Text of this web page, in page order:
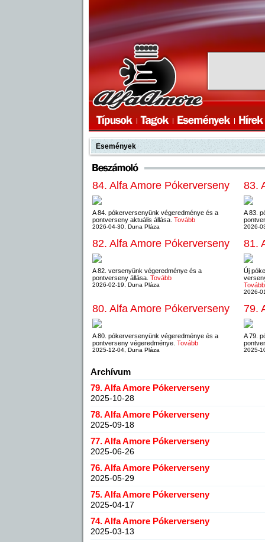
Események
84. Alfa Amore Pókerverseny 83.
A 84. pókerversenyünk végeredménye és a
pontverseny aktuális állása. Tovább
2026-04-30, Duna Pláza
A 83.
2026-
82. Alfa Amore Pókerverseny 81.
A 82. versenyünk végeredménye és a
pontverseny állása. Tovább
2026-02-19, Duna Pláza
Új
Tovább
2026-
80. Alfa Amore Pókerverseny 79.
A 80. pókerversenyünk végeredménye és a
pontverseny végeredménye. Tovább
2025-12-04, Duna Pláza
A 79.
2025-
Archívum
79. Alfa Amore Pókerverseny
2025-10-28
78. Alfa Amore Pókerverseny
2025-09-18
77. Alfa Amore Pókerverseny
2025-06-26
76. Alfa Amore Pókerverseny
2025-05-29
75. Alfa Amore Pókerverseny
2025-04-17
74. Alfa Amore Pókerverseny
2025-03-13